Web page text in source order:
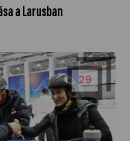
a Larusban
29